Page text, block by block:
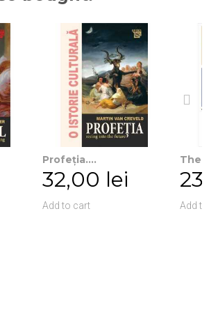
Profeția....
32,00 lei
Add to cart
The
Add